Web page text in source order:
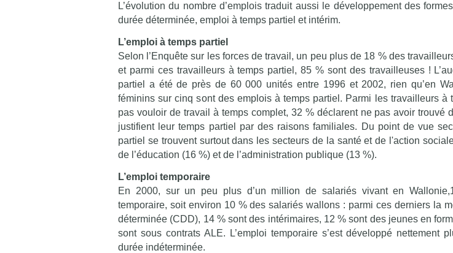
L’évolution du nombre d’emplois traduit aussi le développement des
durée déterminée, emploi à temps partiel et intérim.
L’emploi à temps partiel
Selon l’Enquête sur les forces de travail, un peu plus de 18 % des
et parmi ces travailleurs à temps partiel, 85 % sont des travailleuses !
partiel a été de près de 60 000 unités entre 1996 et 2002, rien qu’en
féminins sur cinq sont des emplois à temps partiel. Parmi les travailleurs à
pas vouloir de travail à temps complet, 32 % déclarent ne pas avoir trouvé
justifient leur temps partiel par des raisons familiales. Du point de vue
partiel se trouvent surtout dans les secteurs de la santé et de l'action
de l’éducation (16 %) et de l’administration publique (13 %).
L’emploi temporaire
En 2000, sur un peu plus d’un million de salariés vivant en
temporaire, soit environ 10 % des salariés wallons : parmi ces derniers la
déterminée (CDD), 14 % sont des intérimaires, 12 % sont des jeunes en
sont sous contrats ALE. L’emploi temporaire s’est développé nettement
durée indéterminée.